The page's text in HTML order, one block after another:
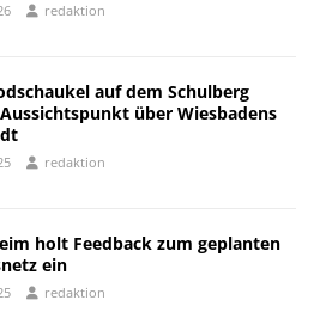
redaktion
auf dem Schulberg
über Wiesbadens
redaktion
holt Feedback zum geplanten
ein
redaktion